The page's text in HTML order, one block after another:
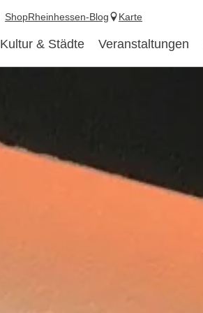
Kultur & Städte Veranstaltungen
ShopRheinhessen-Blog Karte